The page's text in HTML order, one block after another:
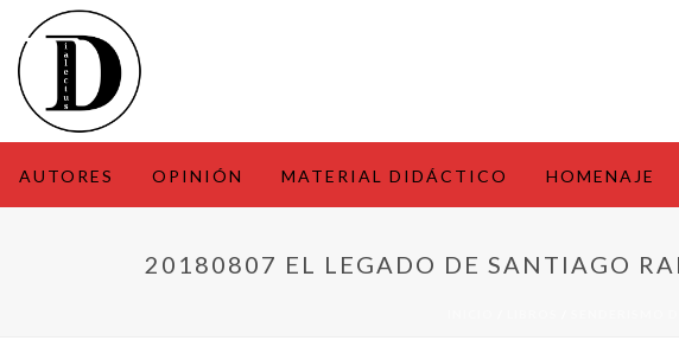
AUTORES OPINIÓN MATERIAL DIDÁCTICO HOMENAJE
20180807 EL LEGADO DE SANTIAGO